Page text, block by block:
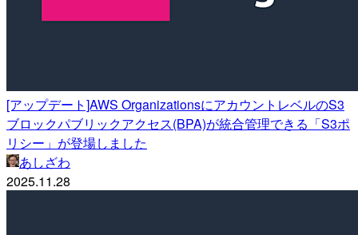
[アップデート]AWS OrganizationsにアカウントレベルのS3
ブロックパブリックアクセス(BPA)が統合管理できる「S3ポ
リシー」が登場しました
あしざわ
2025.11.28